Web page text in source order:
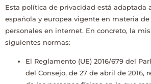
Esta política de privacidad está adaptada
española y europea vigente en materia
personales en internet. En concreto, la
siguientes normas:
El Reglamento (UE) 2016/679 del
del Consejo, de 27 de abril de 2016,